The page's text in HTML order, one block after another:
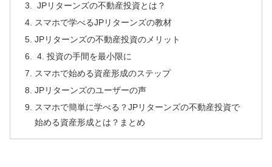
JPリターンズの不動産投資とは？
スマホで学べるJPリターンズの教材
JPリターンズの不動産投資のメリット
4. 投資の手間を最小限に
スマホで始める資産形成のステップ
JPリターンズのユーザーの声
スマホで簡単に学べる？JPリターンズの不動産投資で
始める資産形成とは？まとめ